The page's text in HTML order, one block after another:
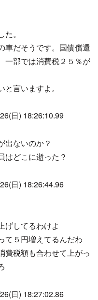
。
車だそうです。国債償還
一部では消費税２５％が
言いますよ。
日) 18:26:10.99
出ないのか？
はどこに逝った？
日) 18:26:44.96
げしてるわけよ
て５円増えてるんだわ
費税額も合わせて上がっ
日) 18:27:02.86